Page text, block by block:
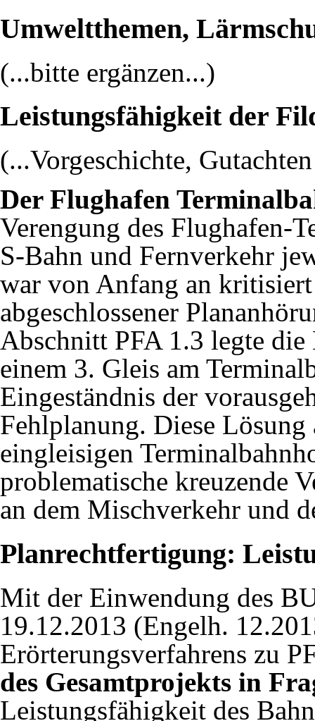
Umweltthemen,
(...bitte ergänzen...)
Leistungsfähigkeit der
(...Vorgeschichte,
Der Flughafen
Verengung des Flughafen-
S-Bahn und Fernverkehr
war von Anfang an
abgeschlossener
Abschnitt PFA 1.3 legte
einem 3. Gleis am
Eingeständnis der
Fehlplanung. Diese
eingleisigen
problematische kreuzende
an dem Mischverkehr und
Planrechtfertigung:
Mit der Einwendung des
19.12.2013 (Engelh.
Erörterungsverfahrens zu
des Gesamtprojekts in
Leistungsfähigkeit des